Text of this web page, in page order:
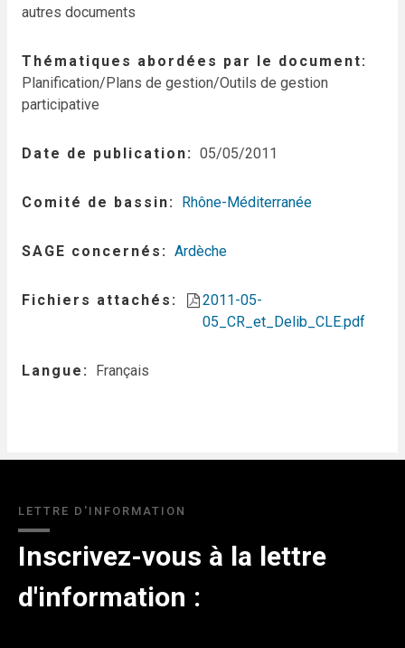
autres documents
Thématiques abordées par le document
Planification/Plans de gestion/Outils de gestion
participative
Date de publication 05/05/2011
Comité de bassin Rhône-Méditerranée
SAGE concernés Ardèche
Fichiers attachés
2011-05-
05_CR_et_Delib_CLE.pdf
Langue Français
LETTRE D'INFORMATION
Inscrivez-vous à la lettre
d'information :